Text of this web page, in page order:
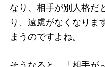
なり、相手が別人格だ
り、遠慮がなくなりま
まうのですよね。
そうなると、「相手が